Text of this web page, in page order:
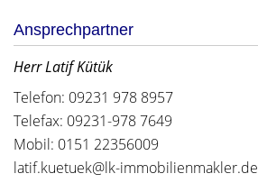
Ansprechpartner
Herr Latif Kütük
Telefon: 09231 978 8957
Telefax: 09231-978 7649
Mobil: 0151 22356009
latif.kuetuek@lk-immobilienmakler.de